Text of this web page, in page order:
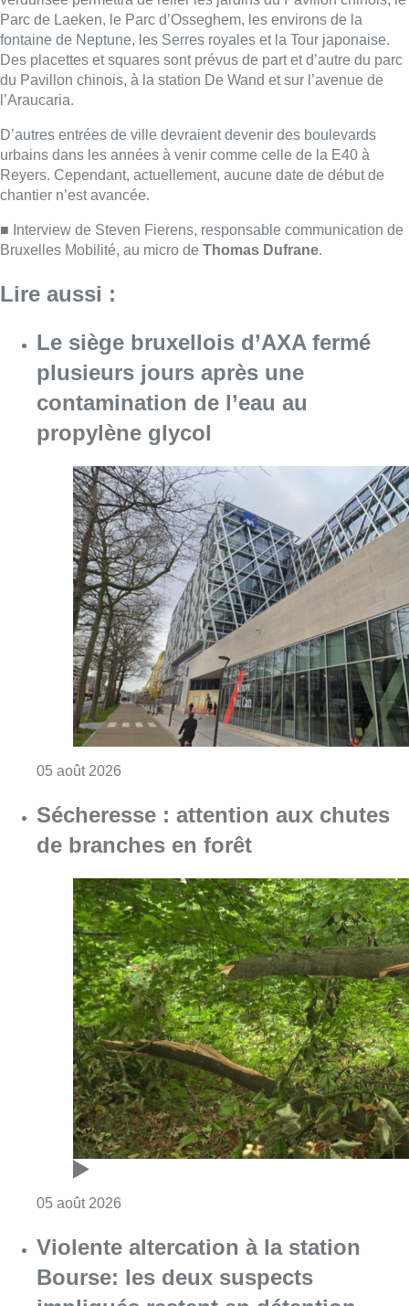
Bruxelles Mobilité, au micro deThomas Dufrane.
Lire aussi :
Le siège bruxellois d’AXA fermé
plusieurs jours après une
contamination de l’eau au
propylène glycol
05 août 2026Consulter l'article "Le siège bruxellois
Sécheresse : attention aux chutes
de branches en forêt
05 août 2026Consulter l'article "Sécheresse : attention
Violente altercation à la station
Bourse: les deux suspects
impliqués restent en détention